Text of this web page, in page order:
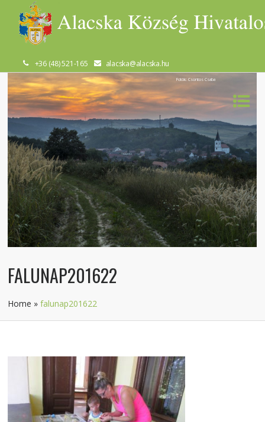
+36 (48) 521-165 alacska@alacska.hu
Fotók: Csontos Csaba
FALUNAP201622
Home »falunap201622